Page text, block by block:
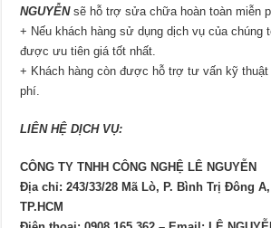
NGUYỄNsẽ hỗ trợ sửa chữa hoàn toàn miễn
+ Nếu khách hàng sử dụng dịch vụ của chúng
được ưu tiên giá tốt nhất.
+ Khách hàng còn được hỗ trợ tư vấn kỹ thuật
phí.
LIÊN HỆ DỊCH VỤ:
CÔNG TY TNHH CÔNG NGHỆ LÊ NGUYỄN
Địa chỉ: 243/33/28 Mã Lò, P. Bình Trị Đông
TP.HCM